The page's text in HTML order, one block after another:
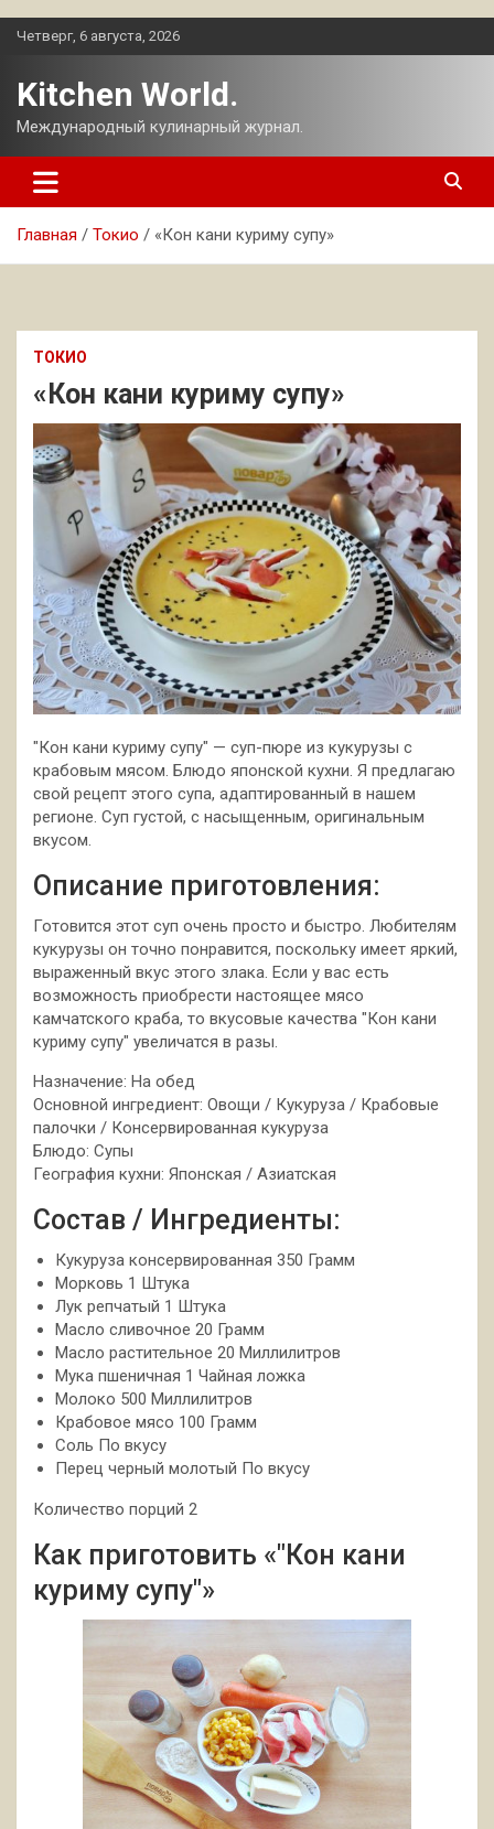
Перейти
Четверг, 6 августа, 2026
Kitchen World.
Международный кулинарный журнал.
Главная Токио «Кон кани куриму супу»
ТОКИО
«Кон кани куриму супу»
"Кон кани куриму супу" — суп-пюре из кукурузы с
крабовым мясом. Блюдо японской кухни. Я предлагаю
свой рецепт этого супа, адаптированный в нашем
регионе. Суп густой, с насыщенным, оригинальным
вкусом.
Описание приготовления:
Готовится этот суп очень просто и быстро. Любителям
кукурузы он точно понравится, поскольку имеет яркий,
выраженный вкус этого злака. Если у вас есть
возможность приобрести настоящее мясо
камчатского краба, то вкусовые качества "Кон кани
куриму супу" увеличатся в разы.
Назначение: На обед
Основной ингредиент: Овощи / Кукуруза / Крабовые
палочки / Консервированная кукуруза
Блюдо: Супы
География кухни: Японская / Азиатская
Состав / Ингредиенты:
Кукуруза консервированная 350 Грамм
Морковь 1 Штука
Лук репчатый 1 Штука
Масло сливочное 20 Грамм
Масло растительное 20 Миллилитров
Мука пшеничная 1 Чайная ложка
Молоко 500 Миллилитров
Крабовое мясо 100 Грамм
Соль По вкусу
Перец черный молотый По вкусу
Количество порций 2
Как приготовить «"Кон кани
куриму супу"»